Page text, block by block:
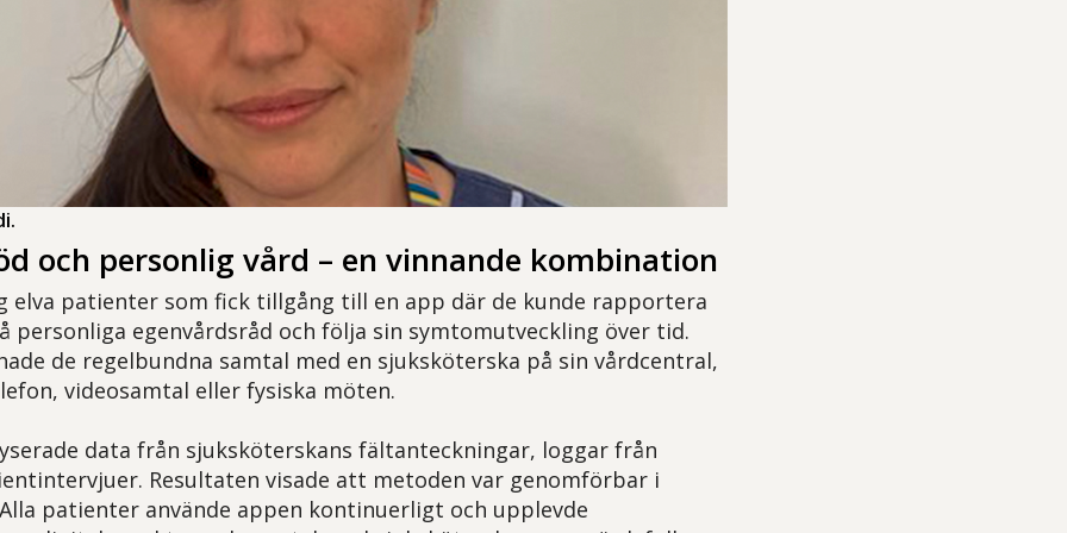
och personlig vård – en vinnande kombination
elva patienter som fick tillgång till en app där de kunde rapportera
personliga egenvårdsråd och följa sin symtomutveckling över tid.
de regelbundna samtal med en sjuksköterska på sin vårdcentral,
videosamtal eller fysiska möten.
data från sjuksköterskans fältanteckningar, loggar från
Resultaten visade att metoden var genomförbar i
patienter använde appen kontinuerligt och upplevde